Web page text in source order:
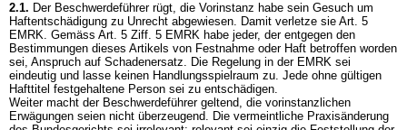
2.1. Der Beschwerdeführer rügt, die Vorinstanz habe sein Gesuch um
Haftentschädigung zu Unrecht abgewiesen. Damit verletze sie Art. 5
EMRK. Gemäss Art. 5 Ziff. 5 EMRK habe jeder, der entgegen den
Bestimmungen dieses Artikels von Festnahme oder Haft betroffen worden
sei, Anspruch auf Schadenersatz. Die Regelung in der EMRK sei
eindeutig und lasse keinen Handlungsspielraum zu. Jede ohne gültigen
Hafttitel festgehaltene Person sei zu entschädigen.
Weiter macht der Beschwerdeführer geltend, die vorinstanzlichen
Erwägungen seien nicht überzeugend. Die vermeintliche Praxisänderung